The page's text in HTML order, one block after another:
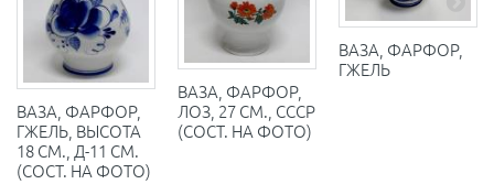
ВАЗА, ФАРФОР,
ГЖЕЛЬ, ВЫСОТА
18 СМ., Д-11 СМ.
(СОСТ. НА ФОТО)
ВАЗА, ФАРФОР,
ЛОЗ, 27 СМ., СССР
(СОСТ. НА ФОТО)
ВАЗА, ФАРФОР,
ГЖЕЛЬ